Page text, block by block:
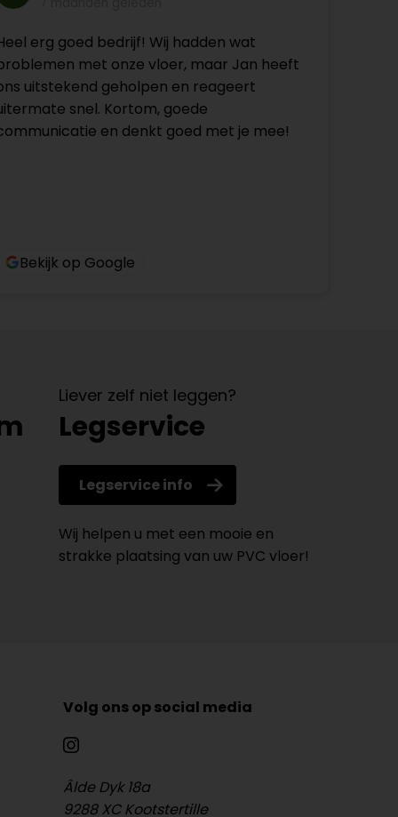
erg goed bedrijf! Wij hadden wat
met onze vloer, maar Jan heeft
uitstekend geholpen en reageert
snel. Kortom, goede
en denkt goed met je mee!
Bekijk op Google
Liever zelf niet leggen?
Legservice
Legservice info
Wij helpen u met een mooie en
strakke plaatsing van uw PVC vloer!
Volg ons op social media
Âlde Dyk 18a
9288 XC Kootstertille